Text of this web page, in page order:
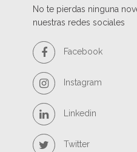
No te pierdas ninguna
nuestras redes sociales
Facebook
Instagram
Linkedin
Twitter